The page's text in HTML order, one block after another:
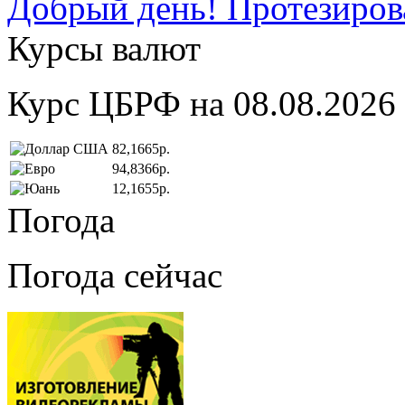
Добрый день!
Курсы валют
Курс ЦБРФ на 08.08.2026
82,1665р.
94,8366р.
12,1655р.
Погода
Погода сейчас